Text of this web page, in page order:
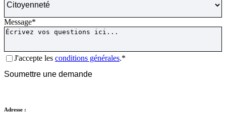
Message*
Consentement*
J'accepte les conditions générales.*
Soumettre une demande
Adresse :